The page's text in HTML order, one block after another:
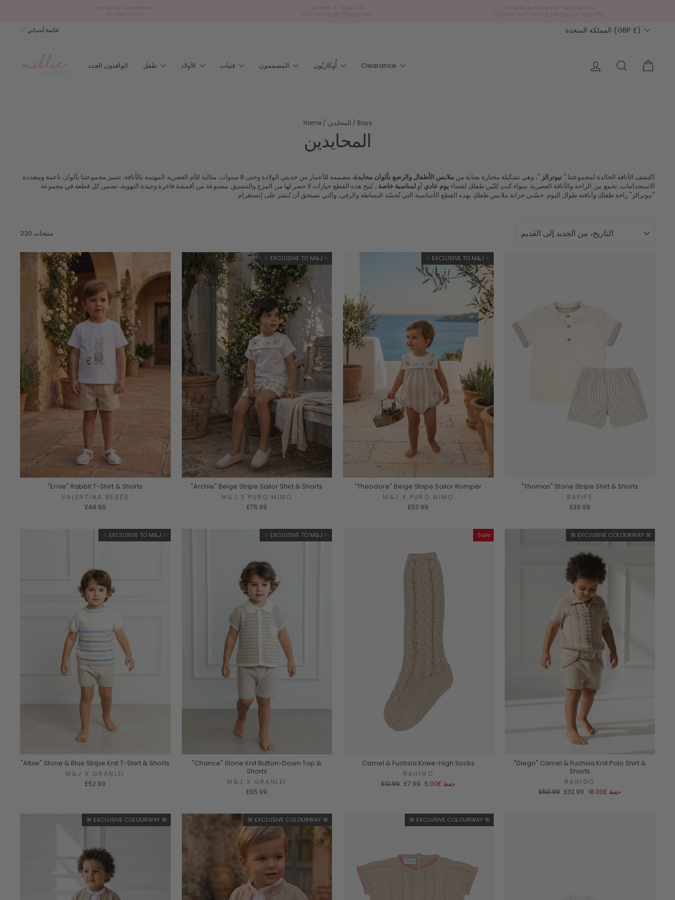
♡ قائمة أمنياتي Currencyالمملكة المتحدة (GBP £)
الوافدون الجدد Clearance تسجيل الدخولSearch
Home / المحايدين / Boys
المحايدين
اكتشف الأناقة الخالدة لمجموعتنا " نيوترالز "، وهي تشكيلة مختارة بعناية من ملابس الأطفال والرضع بألوان محايدة،
مصممة للأعمار من حديثي الولادة وحتى 8 سنوات. مثالية للأم العصرية المهتمة بالأناقة، تتميز مجموعتنا بألوان ناعمة ومتعددة
الاستخدامات، تجمع بين الراحة والأناقة العصرية. سواء كنتِ تُلبّين طفلكِ لقضاء يوم عادي أو لمناسبة خاصة ، تُتيح هذه القطع خيارات لا حصر لها من المزج والتنسيق. مصنوعة من أقمشة فاخرة وجيدة التهوية، تضمن كل قطعة في مجموعة
"نيوترالز" راحة طفلكِ وأناقته طوال اليوم. حسّني خزانة ملابس طفلكِ بهذه القطع الأساسية التي تُجسّد البساطة والرقي، والتي تستحق أن تُنشر على إنستغرام.
230 منتجات
"Ernie" Rabbit T-Shirt & Shorts
VALENTINA BEBÉS
£48.99
✨ EXCLUSIVE TO M&J ✨
"Archie" Beige Stripe Sailor Shirt & Shorts
M&J X PURO MIMO
£75.99
✨ EXCLUSIVE TO M&J ✨
"Theodore" Beige Stripe Sailor Romper
M&J X PURO MIMO
£53.99
"Thomas" Stone Stripe Shirt & Shorts
RAPIFE
£39.99
✨ EXCLUSIVE TO M&J ✨
"Albie" Stone & Blue Stripe Knit T-Shirt & Shorts
M&J X GRANLEI
£52.99
✨ EXCLUSIVE TO M&J ✨
"Chance" Stone Knit Button-Down Top &
Shorts
M&J X GRANLEI
£55.99
Sale
Camel & Fuchsia Knee-High Socks
RAHIGO
السعر
£12.99 سعر
£7.99 حفظ £5.00
🌺 EXCLUSIVE COLOURWAY 🌺
"Diego" Camel & Fuchsia Knit Polo Shirt &
Shorts
RAHIGO
السعر
£50.99 سعر
£32.99 حفظ £18.00
🌺 EXCLUSIVE COLOURWAY 🌺 🌺 EXCLUSIVE COLOURWAY 🌺 🌺 EXCLUSIVE COLOURWAY 🌺